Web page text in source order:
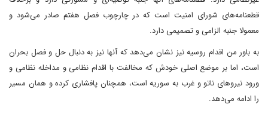
قطعنامه‌های شورای امنیت است که در چارچوب فصل هفتم صادر می‌شود و
معمولا جنبه الزامی و تصمیمی دارد.
به باور من اقدام روسیه نیز نشان می‌دهد که آنها نیز به دنبال حل و فصل بحران
است، اما بر موضع اصلی خودش که مخالفت با اقدام نظامی و مداخله نظامی و
ورود نیروهای ناتو و غرب به سوریه است، همچنان پافشاری کرده و همان مسیر
را ادامه می‌دهد.